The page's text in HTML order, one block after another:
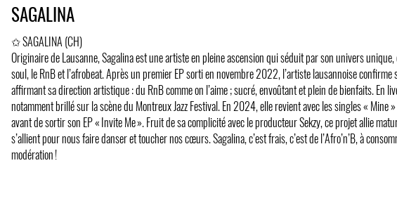
SAGALINA
✩ SAGALINA (CH)
Originaire de Lausanne, Sagalina est une artiste en pleine ascension qui séduit par son univers
soul, le RnB et l’afrobeat. Après un premier EP sorti en novembre 2022, l’artiste lausannoise confirme
affirmant sa direction artistique : du RnB comme on l’aime ; sucré, envoûtant et plein de bienfaits. En
notamment brillé sur la scène du Montreux Jazz Festival. En 2024, elle revient avec les singles « Mine
avant de sortir son EP « Invite Me ». Fruit de sa complicité avec le producteur Sekzy, ce projet allie
s’allient pour nous faire danser et toucher nos cœurs. Sagalina, c’est frais, c’est de l’Afro’n’B, à
modération !